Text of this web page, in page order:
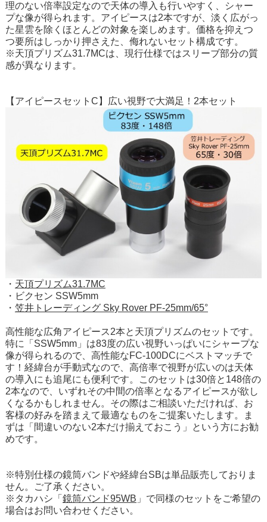
理のない倍率設定なので天体の導入も行いやすく、シャー
プな像が得られます。アイピースは2本ですが、淡く広がっ
た星雲を除くほとんどの対象を楽しめます。価格を抑えつ
つ要所はしっかり押さえた、侮れないセット構成です。
※天頂プリズム31.7MCは、現行仕様ではスリーブ部分の質
感が異なります。
【アイピースセットC】広い視野で大満足！2本セット
・ 天頂プリズム31.7MC
・ビクセン SSW5mm
・ 笠井トレーディング Sky Rover PF-25mm/65°
高性能な広角アイピース2本と天頂プリズムのセットです。
特に「SSW5mm」は83度の広い視野いっぱいにシャープな
像が得られるので、高性能なFC-100DCにベストマッチで
す！経緯台が手動式なので、高倍率で視野が広いのは天体
の導入にも追尾にも便利です。このセットは30倍と148倍の
2本なので、いずれその中間の倍率となるアイピースが欲し
くなるかもしれません。その際はご相談いただければ、お
客様の好みを踏まえて最適なものをご提案いたします。ま
ずは「間違いのない2本だけ揃えておこう」という方にお勧
めです。
※特別仕様の鏡筒バンドや経緯台SBは単品販売しておりま
せん。ご了承ください。
※タカハシ「 鏡筒バンド95WB 」で同様のセットをご希望の
場合はお問い合わせください。